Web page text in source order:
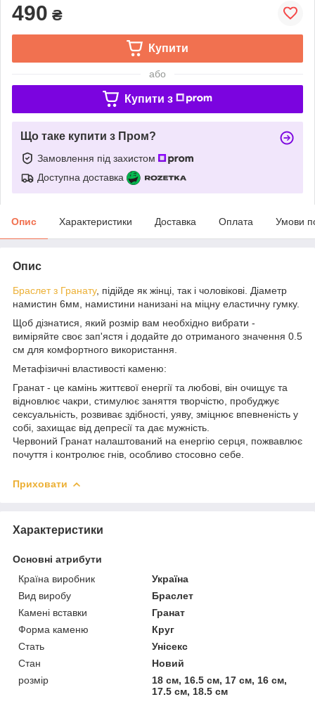
490 ₴
Купити
або
Купити з
Що таке купити з Пром?
Замовлення під захистом
Доступна доставка
Опис Характеристики Доставка Оплата Умови
Опис
Браслет з Гранату, підійде як жінці, так і чоловікові. Діаметр
намистин 6мм, намистини нанизані на міцну еластичну гумку.
Щоб дізнатися, який розмір вам необхідно вибрати -
виміряйте своє зап'ястя і додайте до отриманого значення 0.5
см для комфортного використання.
Метафізичні властивості каменю:
Гранат - це камінь життєвої енергії та любові, він очищує та
відновлює чакри, стимулює заняття творчістю, пробуджує
сексуальність, розвиває здібності, уяву, зміцнює впевненість у
собі, захищає від депресії та дає мужність.
Червоний Гранат налаштований на енергію серця, пожвавлює
почуття і контролює гнів, особливо стосовно себе.
Приховати
Характеристики
Основні атрибути
Країна виробник
Україна
Вид виробу
Браслет
Камені вставки
Гранат
Форма каменю
Круг
Стать
Унісекс
Стан
Новий
розмір
18 см, 16.5 см, 17 см, 16 см,
17.5 см, 18.5 см